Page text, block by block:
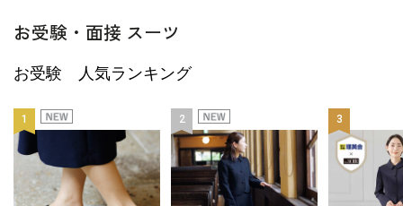
お受験・面接 スーツ
お受験 人気ランキング
1 2 3